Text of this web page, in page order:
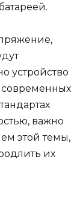
устройство
современных
важно
этой темы,
их